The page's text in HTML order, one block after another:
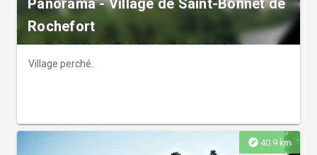
Panorama - Village de Saint-Bonnet de
Rochefort
Village perché.
explore 40.9 km